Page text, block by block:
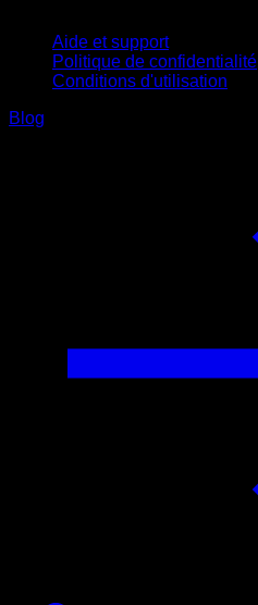
Aide et support
Politique de confidentialité
Conditions d'utilisation
Blog